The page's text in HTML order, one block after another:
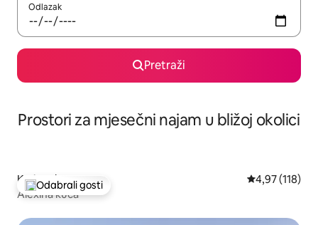
Odlazak
Pretraži
Prostori za mjesečni najam u bližoj okolici
Među najviše rangiranima s oznakom „Odabrali gosti”
Odabrali gosti
Kuća – Ibarra Prosječna
4,97 (118)
Alexina kuća